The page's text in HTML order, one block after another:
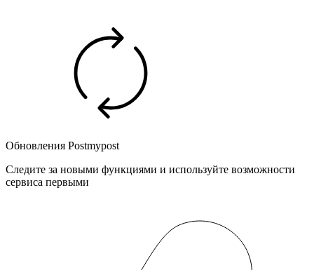
Обновления Postmypost
Следите за новыми функциями и используйте возможности
сервиса первыми